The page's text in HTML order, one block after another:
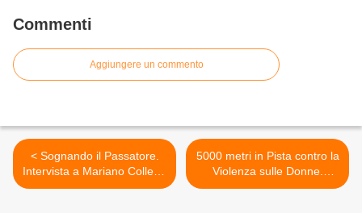
Commenti
Aggiungere un commento
< Sognando il Passatore.
Intervista a Mariano Colletta
che sogna il Passatore
5000 metri in Pista contro la
Violenza sulle Donne.
L'evento partecipato ha